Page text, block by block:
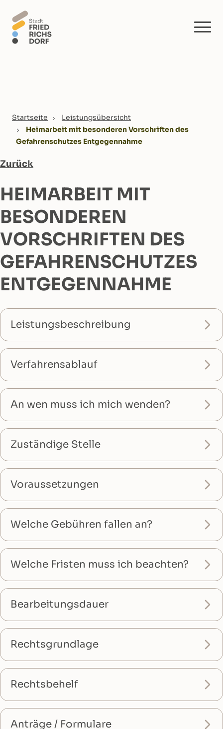
You are here:
Startseite
Leistungsübersicht
Heimarbeit mit besonderen Vorschriften des
Gefahrenschutzes Entgegennahme
Zurück
HEIMARBEIT MIT
BESONDEREN
VORSCHRIFTEN DES
GEFAHRENSCHUTZES
ENTGEGENNAHME
Leistungsbeschreibung
Verfahrensablauf
An wen muss ich mich wenden?
Zuständige Stelle
Voraussetzungen
Welche Gebühren fallen an?
Welche Fristen muss ich beachten?
Bearbeitungsdauer
Rechtsgrundlage
Rechtsbehelf
Anträge / Formulare